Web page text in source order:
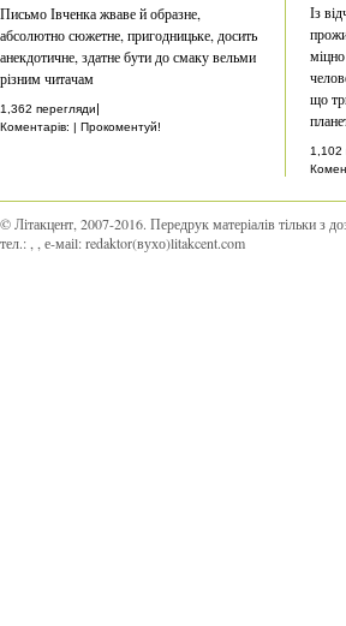
Письмо Івченка жваве й образне,
абсолютно сюжетне, пригодницьке, досить
анекдотичне, здатне бути до смаку вельми
різним читачам
1,362 перегляди|
Коментарів: | Прокоментуй!
Із
що
1,102
© Літакцент, 2007-2016. Передрук матеріалів тільки з
тел.:
, е-маіl:redaktor(вухо)litakcent.com